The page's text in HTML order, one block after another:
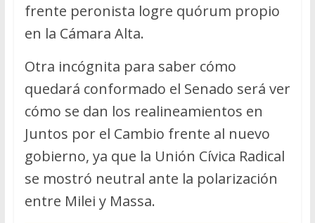
frente peronista logre quórum propio
en la Cámara Alta.
Otra incógnita para saber cómo
quedará conformado el Senado será ver
cómo se dan los realineamientos en
Juntos por el Cambio frente al nuevo
gobierno, ya que la Unión Cívica Radical
se mostró neutral ante la polarización
entre Milei y Massa.